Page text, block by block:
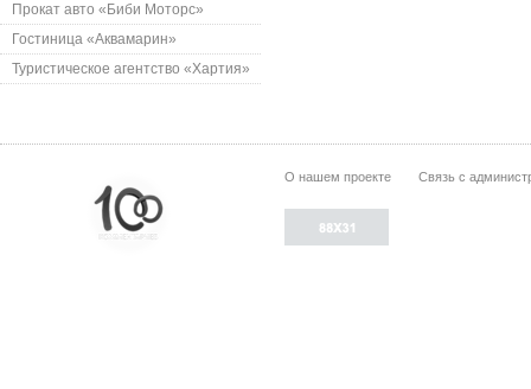
Прокат авто «Биби Моторс»
Гостиница «Аквамарин»
Туристическое агентство «Хартия»
О нашем проекте Связь с